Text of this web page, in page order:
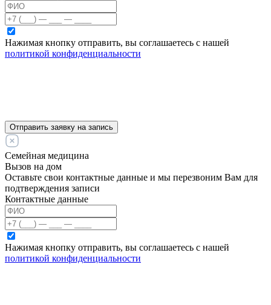
Нажимая кнопку отправить, вы соглашаетесь с нашей
политикой конфиденциальности
Отправить заявку на запись
Семейная медицина
Вызов на дом
Оставьте свои контактные данные и мы перезвоним Вам для
подтверждения записи
Контактные данные
Нажимая кнопку отправить, вы соглашаетесь с нашей
политикой конфиденциальности